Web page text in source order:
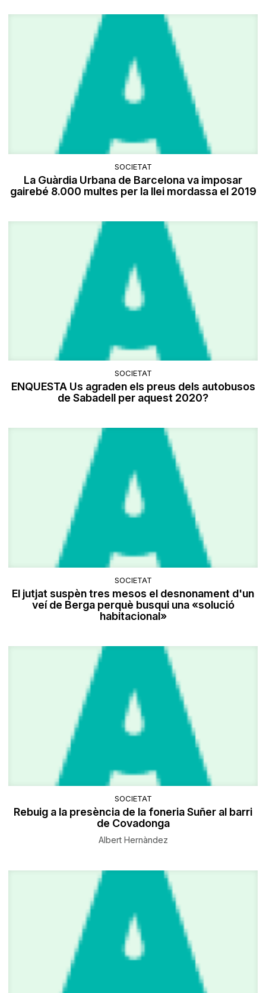
SOCIETAT
La Guàrdia Urbana de Barcelona va imposar
gairebé 8.000 multes per la llei mordassa el 2019
SOCIETAT
ENQUESTA Us agraden els preus dels autobusos
de Sabadell per aquest 2020?
SOCIETAT
El jutjat suspèn tres mesos el desnonament d'un
veí de Berga perquè busqui una «solució
habitacional»
SOCIETAT
Rebuig a la presència de la foneria Suñer al barri
de Covadonga
Albert Hernàndez